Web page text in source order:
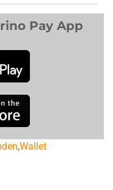
Pay App
,Wallet